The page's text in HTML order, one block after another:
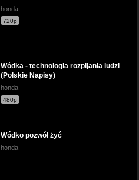
honda
720p
Wódka - technologia rozpijania ludzi
(Polskie Napisy)
honda
480p
Wódko pozwól żyć
honda